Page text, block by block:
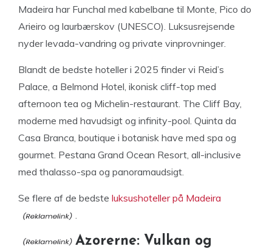
Madeira har Funchal med kabelbane til Monte, Pico do
Arieiro og laurbærskov (UNESCO). Luksusrejsende
nyder levada-vandring og private vinprovninger.
Blandt de bedste hoteller i 2025 finder vi Reid’s
Palace, a Belmond Hotel, ikonisk cliff-top med
afternoon tea og Michelin-restaurant. The Cliff Bay,
moderne med havudsigt og infinity-pool. Quinta da
Casa Branca, boutique i botanisk have med spa og
gourmet. Pestana Grand Ocean Resort, all-inclusive
med thalasso-spa og panoramaudsigt.
Se flere af de bedste luksushoteller på Madeira
Azorerne: Vulkan og